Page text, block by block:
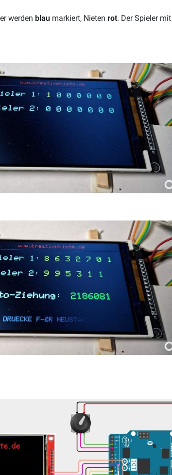
werden blau markiert, Nieten rot. Der Spieler